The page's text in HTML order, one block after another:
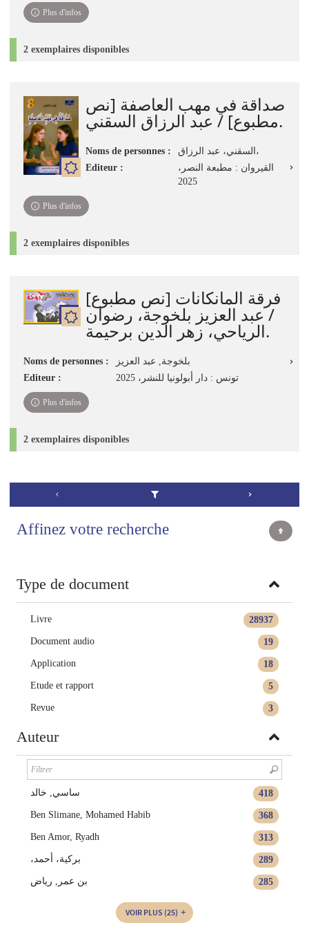
Plus d'infos
2 exemplaires disponibles
صداقة في مهب العاصفة [نص
مطبوع] / عبد الرزاق السقني.
Noms de personnes :
السقني، عبد الرزاق،
Editeur :
القيروان : مطبعة النصر،
2025
Plus d'infos
2 exemplaires disponibles
فرقة المانكانات [نص مطبوع]
/ عبد العزيز بلخوجة، رضوان
الرياحي، زهر الدين برحيمة.
Noms de personnes :
بلخوجة, ‏عبد العزيز
Editeur :
تونس : دار أبولونيا للنشر، 2025
Plus d'infos
2 exemplaires disponibles
Affinez votre recherche
Type de document
28937
Livre
19
Document audio
18
Application
5
Etude et rapport
3
Revue
Auteur
418 ساسي, خالد
368
Ben Slimane, Mohamed Habib
313
Ben Amor, Ryadh
289 ،بركية، أحمد
285 بن عمر, رياض
VOIR PLUS (25)